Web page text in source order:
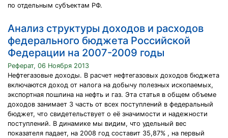
по отдельным субъектам РФ.
Анализ структуры доходов и расходов
федерального бюджета Российской
Федерации на 2007-2009 годы
Реферат, 06 Ноября 2013
Нефтегазовые доходы. В расчет нефтегазовых доходов бюджета
включаются доход от налога на добычу полезных ископаемых,
экспортная пошлина на нефть и газ. Эта статья в общем объеме
доходов занимает 3 часть от всех поступлений в федеральный
бюджет, что свидетельствует о её значимости и надежности
поступлений. В динамике мы видим, что удельный вес
показателя падает, на 2008 год составит 35,87% , на первый